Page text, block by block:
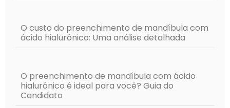
O custo do preenchimento de mandíbula com
ácido hialurônico: Uma análise detalhada
O preenchimento de mandíbula com ácido
hialurônico é ideal para você? Guia do
Candidato